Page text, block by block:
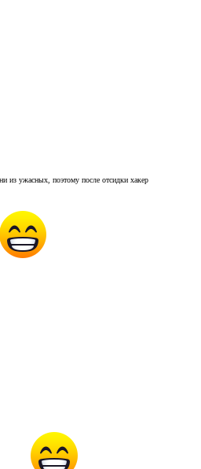
ужасных, поэтому после отсидки хакер